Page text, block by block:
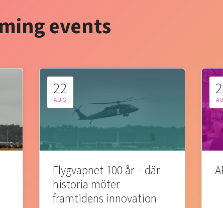
events
22
AUG
Flygvapnet 100 år – där
historia möter
framtidens innovation